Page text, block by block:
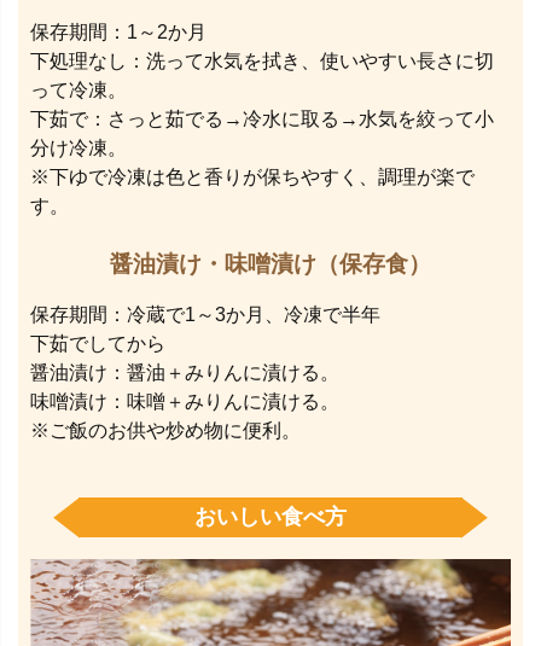
保存期間：1～2か月
下処理なし：洗って水気を拭き、使いやすい長さに切
って冷凍。
下茹で：さっと茹でる→冷水に取る→水気を絞って小
分け冷凍。
※下ゆで冷凍は色と香りが保ちやすく、調理が楽で
す。
醤油漬け・味噌漬け（保存食）
保存期間：冷蔵で1～3か月、冷凍で半年
下茹でしてから
醤油漬け：醤油＋みりんに漬ける。
味噌漬け：味噌＋みりんに漬ける。
※ご飯のお供や炒め物に便利。
おいしい食べ方